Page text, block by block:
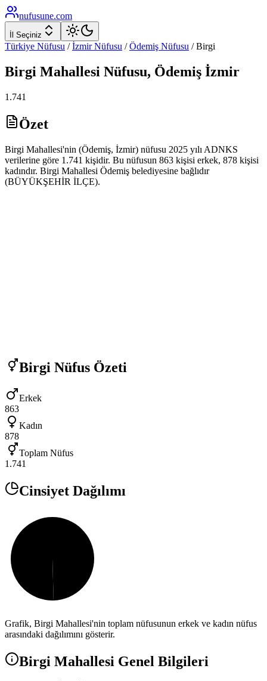
nufusune.com
İl Seçiniz
Türkiye Nüfusu / İzmirNüfusu / Ödemiş Nüfusu /Birgi
Birgi Mahallesi Nüfusu, Ödemiş İzmir
1.741
Özet
Birgi Mahallesi'nin (Ödemiş, İzmir) nüfusu 2025 yılı ADNKS
verilerine göre 1.741 kişidir. Bu nüfusun 863 kişisi erkek, 878 kişisi
kadındır. Birgi Mahallesi Ödemiş belediyesine bağlıdır
(BÜYÜKŞEHİR İLÇE).
Birgi Nüfus Özeti
Erkek
863
Kadın
878
Toplam Nüfus
1.741
Cinsiyet Dağılımı
Grafik, Birgi Mahallesi'nin toplam nüfusunun erkek ve kadın nüfus
arasındaki dağılımını gösterir.
Birgi Mahallesi Genel Bilgileri